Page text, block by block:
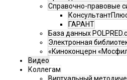
Справочно-правовые
ГАРАНТ
База данных
Электронная
«Киноконцерн
Видео
Коллегам